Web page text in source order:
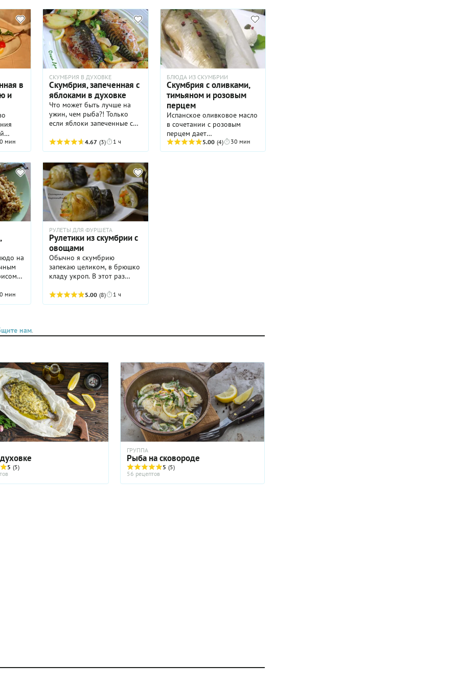
луком, становится
невероятно нежной, рыба
буквально тает во рту,
потому нравится всем, кто
ее пробует.
нарезанных тонкими
пластинками.
в
и
в
и
в
мин
СКУМБРИЯ В ДУХОВКЕ
Скумбрия, запеченная с
яблоками в духовке
Что может быть лучше на
ужин, чем рыба?! Только
если яблоки запеченные с
Очень сочное, ароматное и
вкусное блюдо.
4.67 (3) 1 ч
БЛЮДА ИЗ СКУМБРИИ
Скумбрия с оливками,
тимьяном и розовым
перцем
Испанское оливковое масло
в сочетании с розовым
перцем дает
необыкновенный вкус и
аромат! Очень рекомендую
5.00 (4) 30 мин
на
мин
РУЛЕТЫ ДЛЯ ФУРШЕТА
Рулетики из скумбрии с
овощами
Обычно я скумбрию
запекаю целиком, в брюшко
кладу укроп. В этот раз
привычного рецепта и
приготовила вот такие
Полезная и диетическая
рыбка уже с гарниром
внутри, никакой жарки!
5.00 (8) 1 ч
нам.
5 (5)
ГРУППА
Рыба на сковороде
5 (5)
56 рецептов